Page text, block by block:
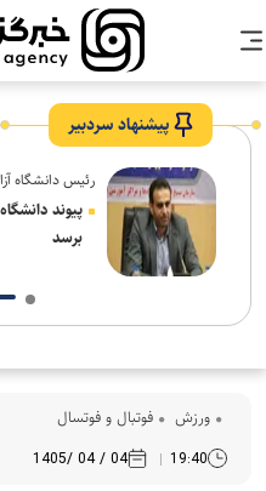
پیشنهاد سردبیر
رئیس دانشگاه
پیوند
برسد
ورزش فوتبال و فوتسال
19:40
04 / 04 /1405